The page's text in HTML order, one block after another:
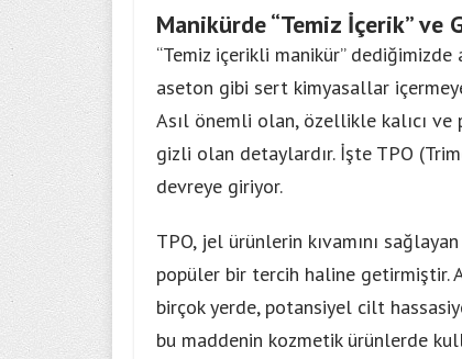
Manikürde “Temiz İçerik” ve
“Temiz içerikli manikür”
aseton gibi sert kimyasallar
Asıl önemli olan, özellikle kalıcı
gizli olan detaylardır. İşte TPO
devreye giriyor.
TPO, jel ürünlerin kıvamını
popüler bir tercih haline getirmiştir.
birçok yerde, potansiyel cilt
bu maddenin kozmetik ürünlerde